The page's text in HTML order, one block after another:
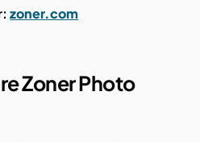
zoner.com
Zoner Photo